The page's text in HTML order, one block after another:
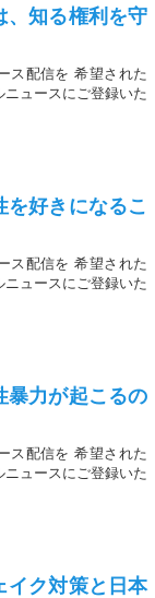
、知る権利を守
ス配信を 希望された
ュースにご登録いた
を好きになるこ
ス配信を 希望された
ュースにご登録いた
暴力が起こるの
ス配信を 希望された
ュースにご登録いた
イク対策と日本